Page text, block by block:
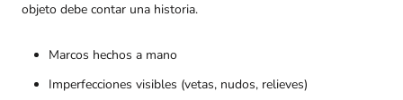
objeto debe contar una historia.
Marcos hechos a mano
Imperfecciones visibles (vetas, nudos, relieves)